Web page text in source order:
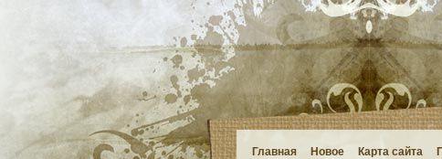
Главная Новое Карта сайта